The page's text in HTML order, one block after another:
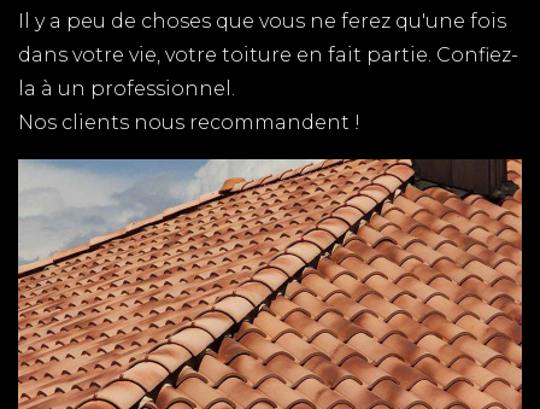
TPG RENOVATION intervient sur l'ensemble du
département de la Charente-Maritime (17) pour
tous vos travaux de zinguerie. Gouttières,
chéneaux, dalles, toitures en zinc, notre équipe de
couvreurs zingueurs expérimentés, met ses
compétences à votre service.
MENUISIER SAUJON
TPG RENOVATION spécialiste de la pose de
fenêtres, fabrication de volets, terrasse en bois et
tous autres travaux de menuiserie en Charente-
Maritime (17)
Il y a peu de choses que vous ne ferez qu'une fois
dans votre vie, votre toiture en fait partie. Confiez-
la à un professionnel.
Nos clients nous recommandent !